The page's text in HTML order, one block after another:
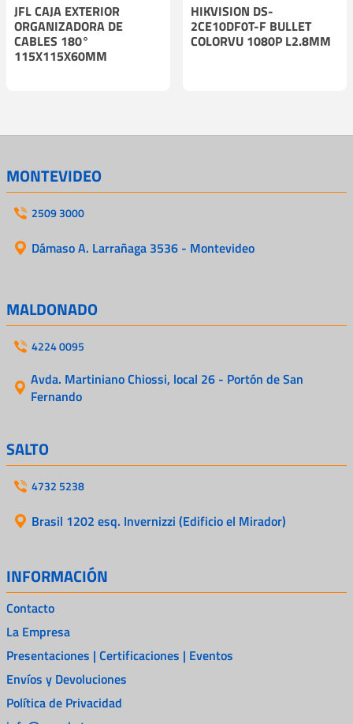
JFL CAJA EXTERIOR
ORGANIZADORA DE
CABLES 180°
115X115X60MM
HIKVISION DS-
2CE10DF0T-F BULLET
COLORVU 1080P L2.8MM
MONTEVIDEO
2509 3000
Dámaso A. Larrañaga 3536 - Montevideo
MALDONADO
4224 0095
Avda. Martiniano Chiossi, local 26 - Portón de San
Fernando
SALTO
4732 5238
Brasil 1202 esq. Invernizzi (Edificio el Mirador)
INFORMACIÓN
Contacto
La Empresa
Presentaciones | Certificaciones | Eventos
Envíos y Devoluciones
Política de Privacidad